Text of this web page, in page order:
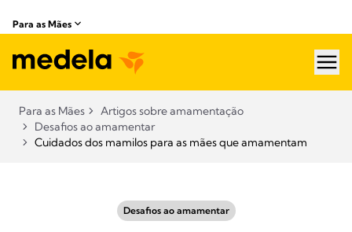
Para as Mães
Para as Mães
Artigos sobre amamentação​
Desafios ao amamentar
Cuidados dos mamilos para as mães que amamentam
Desafios ao amamentar